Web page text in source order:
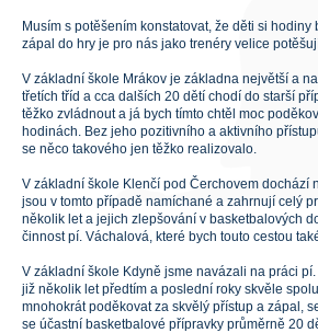
Musím s potěšením konstatovat, že děti si
zápal do hry je pro nás jako trenéry velice
V základní škole Mrákov je základna největší a
třetích tříd a cca dalších 20 dětí chodí do starší
těžko zvládnout a já bych tímto chtěl moc
hodinách. Bez jeho pozitivního a aktivního
se něco takového jen těžko realizovalo.
V základní škole Klenčí pod Čerchovem dochází
jsou v tomto případě namíchané a zahrnují celý
několik let a jejich zlepšování v basketbalových
činnost pí. Váchalová, které bych touto cestou
V základní škole Kdyně jsme navázali na práci
již několik let předtím a poslední roky skvěle
mnohokrát poděkovat za skvělý přístup a zápal,
se účastní basketbalové přípravky průměrně 20